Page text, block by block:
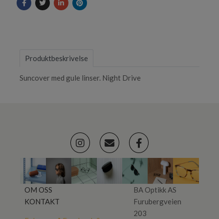
Produktbeskrivelse
Suncover med gule linser. Night Drive
OM OSS
KONTAKT
BA Optikk AS
Furubergveien
203